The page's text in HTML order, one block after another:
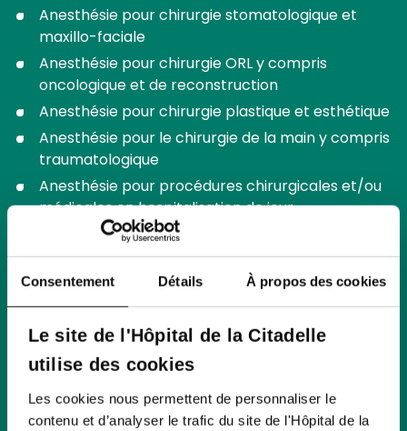
Consentement Détails À propos des cookies
Le site de l'Hôpital de la Citadelle
utilise des cookies
Les cookies nous permettent de personnaliser le
contenu et d’analyser le trafic du site de l'Hôpital de la
Anesthésie pour chirurgie stomatologique et
maxillo-faciale
Anesthésie pour chirurgie ORL y compris
oncologique et de reconstruction
Anesthésie pour chirurgie plastique et esthétique
Anesthésie pour le chirurgie de la main y compris
traumatologique
Anesthésie pour procédures chirurgicales et/ou
médicales en hospitalisation de jour.
Anesthésie pour chirurgie ophtalmologique y
compris chirurgie de la rétine.
Prise en charge « transversale » du patient
polytraumisés. (Trauma center)
Compétence en nutrition clinique.
Diagnostic et traitement de la douleur chronique,
d’algologie et clinique de la douleur